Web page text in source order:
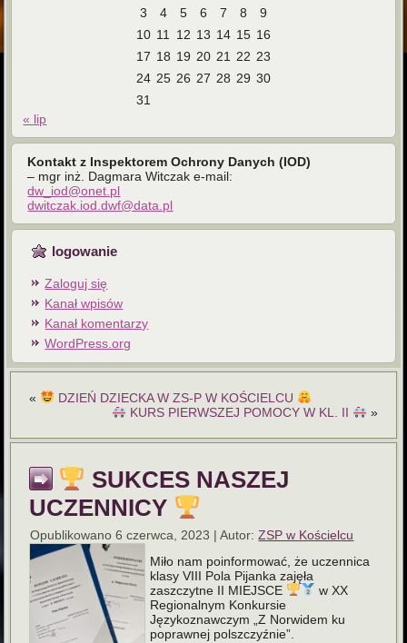
3
4 5 6 7 8
9
10 11 12 13 14 15 16
17 18 19 20 21 22 23
24 25 26 27 28 29 30
31
« lip
Kontakt z Inspektorem Ochrony Danych (IOD)
– mgr inż. Dagmara Witczak e-mail:
dw_iod@onet.pl
dwitczak.iod.dwf@data.pl
logowanie
Zaloguj się
Kanał wpisów
Kanał komentarzy
WordPress.org
«
DZIEŃ DZIECKA W ZS-P W KOŚCIELCU
KURS PIERWSZEJ POMOCY W KL. II
»
SUKCES NASZEJ
UCZENNICY
Opublikowano 6 czerwca, 2023 |Autor: ZSP w Kościelcu
Miło nam poinformować, że uczennica
klasy VIII Pola Pijanka zajęła
zaszczytne II MIEJSCE
w XX
Regionalnym Konkursie
Językoznawczym „Z Norwidem ku
poprawnej polszczyźnie”.